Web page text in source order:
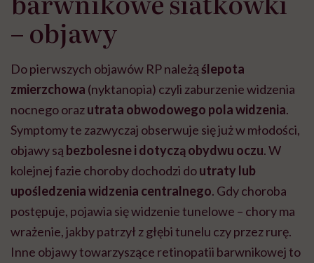
– objawy
Do pierwszych objawów RP należąślepota
zmierzchowa (nyktanopia) czyli zaburzenie widzenia
nocnego orazutrata obwodowego pola widzenia.
Symptomy te zazwyczaj obserwuje się już w młodości,
objawy są bezbolesne i dotyczą obydwu oczu. W
kolejnej fazie choroby dochodzi doutraty lub
upośledzenia widzenia centralnego. Gdy choroba
postępuje, pojawia się widzenie tunelowe – chory ma
wrażenie, jakby patrzył z głębi tunelu czy przez rurę.
Inne objawy towarzyszące retinopatii barwnikowej to